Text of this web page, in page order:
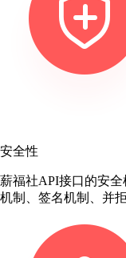
安全性
薪福社API接口的安
机制、签名机制、并